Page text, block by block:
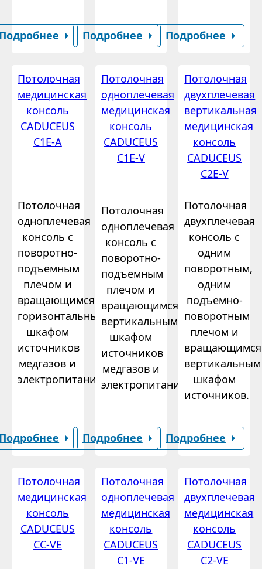
Подробнее Подробнее
Потолочная
медицинская
консоль
CADUCEUS
C1E-A
Потолочная
одноплечевая
консоль с
поворотно-
подъемным
плечом и
вращающимся
горизонтальным
шкафом
источников
медгазов и
электропитания.
Потолочная
одноплечевая
медицинская
консоль
CADUCEUS
C1E-V
Потолочная
одноплечевая
консоль с
поворотно-
подъемным
плечом и
вращающимся
вертикальным
шкафом
источников
медгазов и
электропитания.
Подробнее
Потолочная
двухплечевая
вертикальная
медицинская
консоль
CADUCEUS
C2E-V
Потолочная
двухплечевая
консоль с
одним
поворотным,
одним
подъемно-
поворотным
плечом и
вращающимся
вертикальным
шкафом
источников.
Подробнее
Потолочная
медицинская
консоль
CADUCEUS
CC-VE
Потолочная
одноплечевая
медицинская
консоль
CADUCEUS
C1-VE
Потолочная
двухплечевая
медицинская
консоль
CADUCEUS
C2-VE